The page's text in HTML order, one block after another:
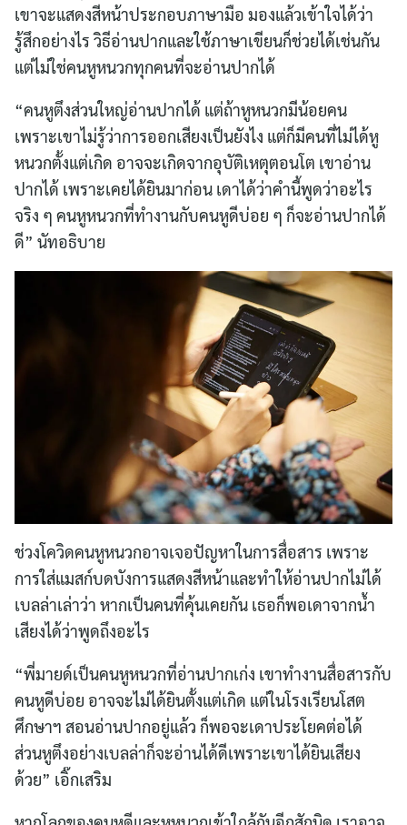
เขาจะแสดงสีหน้าประกอบภาษามือ มองแล้วเข้าใจได้ว่า
รู้สึกอย่างไร วิธีอ่านปากและใช้ภาษาเขียนก็ช่วยได้เช่นกัน
แต่ไม่ใช่คนหูหนวกทุกคนที่จะอ่านปากได้
“คนหูตึงส่วนใหญ่อ่านปากได้ แต่ถ้าหูหนวกมีน้อยคน
เพราะเขาไม่รู้ว่าการออกเสียงเป็นยังไง แต่ก็มีคนที่ไม่ได้หู
หนวกตั้งแต่เกิด อาจจะเกิดจากอุบัติเหตุตอนโต เขาอ่าน
ปากได้ เพราะเคยได้ยินมาก่อน เดาได้ว่าคำนี้พูดว่าอะไร
จริง ๆ คนหูหนวกที่ทำงานกับคนหูดีบ่อย ๆ ก็จะอ่านปากได้
ดี” นัทอธิบาย
ช่วงโควิดคนหูหนวกอาจเจอปัญหาในการสื่อสาร เพราะ
การใส่แมสก์บดบังการแสดงสีหน้าและทำให้อ่านปากไม่ได้
เบลล่าเล่าว่า หากเป็นคนที่คุ้นเคยกัน เธอก็พอเดาจากน้ำ
เสียงได้ว่าพูดถึงอะไร
“พี่มายด์เป็นคนหูหนวกที่อ่านปากเก่ง เขาทำงานสื่อสารกับ
คนหูดีบ่อย อาจจะไม่ได้ยินตั้งแต่เกิด แต่ในโรงเรียนโสต
ศึกษาฯ สอนอ่านปากอยู่แล้ว ก็พอจะเดาประโยคต่อได้
ส่วนหูตึงอย่างเบลล่าก็จะอ่านได้ดีเพราะเขาได้ยินเสียง
ด้วย” เอิ๊กเสริม